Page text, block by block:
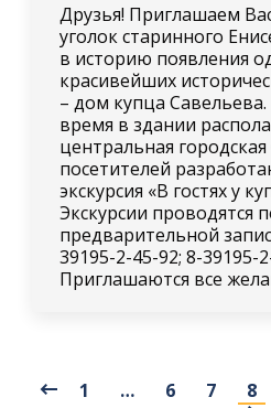
Друзья! Приглашаем
уголок старинного
в историю появления
красивейших
– дом купца
время в здании
центральная
посетителей
экскурсия «В гостях у
Экскурсии проводятся
предварительной
39195-2-45-92; 8-39195-
Приглашаются все
1 … 6 7 8